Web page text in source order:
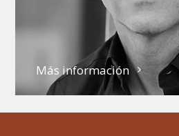
Más información